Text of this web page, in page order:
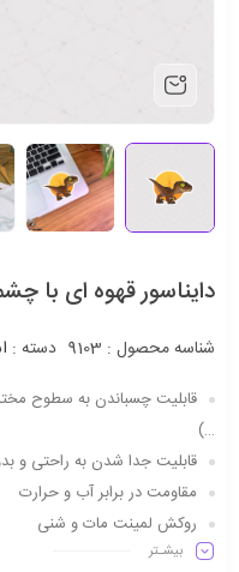
دایناسور قهوه ای با
شناسه محصول : 9103 دسته :
قابلیت چسباندن به سطوح
…)
قابلیت جدا شدن به راحتی و
مقاومت در برابر آب و حرارت
روکش لمینت مات و شنی
دارای شفافیت مناسب
بیشـتر